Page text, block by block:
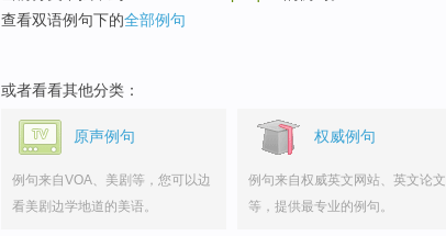
查看双语例句下的全部例句
或者看看其他分类：
原声例句
例句来自VOA、美剧等，您可以边
看美剧边学地道的美语。
权威例句
例句来自权威英文网站、英文论文
等，提供最专业的例句。